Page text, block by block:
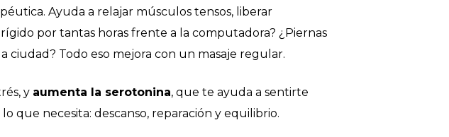
Ayuda a relajar músculos tensos, liberar
por tantas horas frente a la computadora? ¿Piernas
ciudad? Todo eso mejora con un masaje regular.
y aumenta la serotonina, que te ayuda a sentirte
que necesita: descanso, reparación y equilibrio.